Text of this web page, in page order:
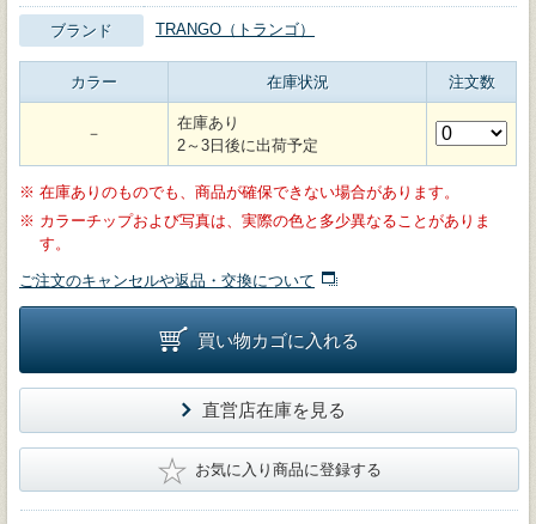
ブランド TRANGO（トランゴ）
カラー 在庫状況 注文数
－
在庫あり
2～3日後に出荷予定
※ 在庫ありのものでも、商品が確保できない場合があります。
※ カラーチップおよび写真は、実際の色と多少異なることがありま
す。
ご注文のキャンセルや返品・交換について
買い物カゴに入れる
直営店在庫を見る
★ お気に入り商品に登録する